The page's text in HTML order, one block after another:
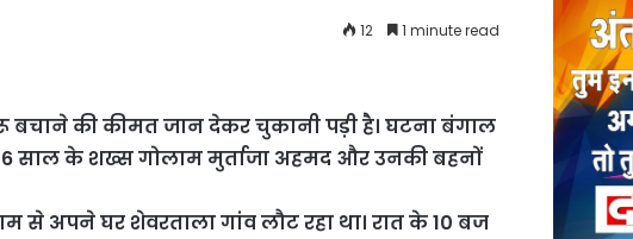
12 1 minute read
की कीमत जान देकर चुकानी पड़ी है। घटना बंगाल
साल के शख्स गोलाम मुर्ताजा अहमद और उनकी बहनों
से अपने घर शेवरताला गांव लौट रहा था। रात के 10 बज